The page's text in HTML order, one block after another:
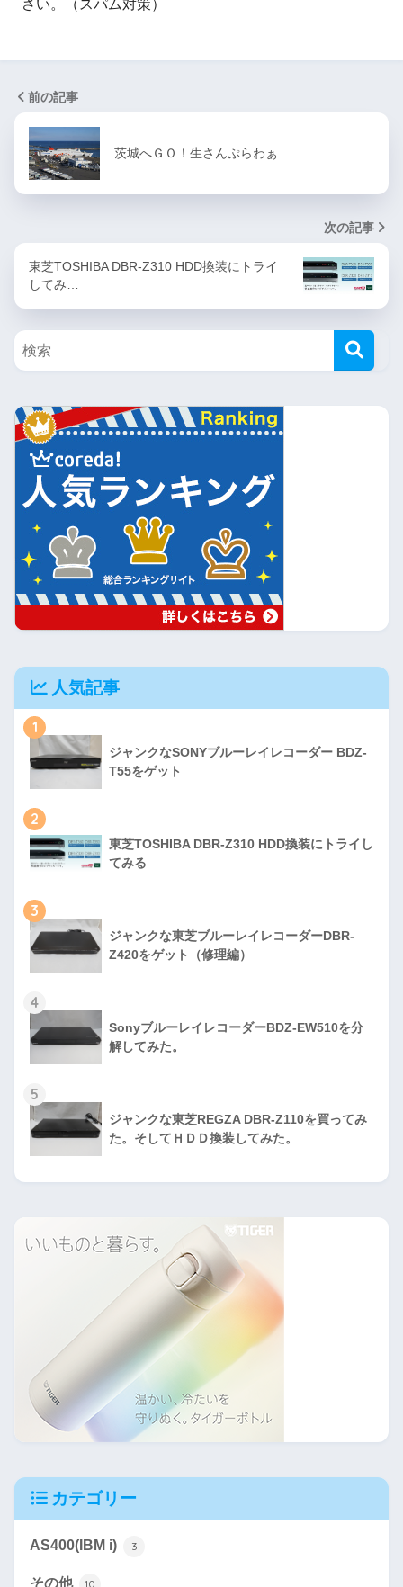
さい。（スパム対策）
前の記事
茨城へＧＯ！生さんぷらわぁ
次の記事
東芝TOSHIBA DBR-Z310 HDD換装にトライ
してみ…
人気記事
1
ジャンクなSONYブルーレイレコーダー BDZ-
T55をゲット
2
東芝TOSHIBA DBR-Z310 HDD換装にトライし
てみる
3
ジャンクな東芝ブルーレイレコーダーDBR-
Z420をゲット（修理編）
4
SonyブルーレイレコーダーBDZ-EW510を分
解してみた。
5
ジャンクな東芝REGZA DBR-Z110を買ってみ
た。そしてＨＤＤ換装してみた。
カテゴリー
AS400(IBM i) 3
その他 10